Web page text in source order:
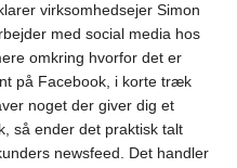
virksomhedsejer Simon
med social media hos
omkring hvorfor det er
på Facebook, i korte træk
noget der giver dig et
så ender det praktisk talt
newsfeed. Det handler